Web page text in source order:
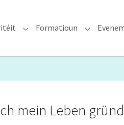
"Glawen & Pastoral"
Submenu for "Solidaritéit"
Formatioun Submenu
mein Leben